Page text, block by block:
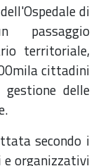
di
passaggio
territoriale,
cittadini
delle
secondo i
organizzativi